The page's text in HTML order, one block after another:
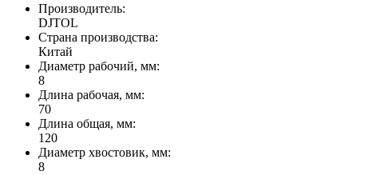
Производитель:
DJTOL
Страна производства:
Китай
Диаметр рабочий, мм:
8
Длина рабочая, мм:
70
Длина общая, мм:
120
Диаметр хвостовик, мм:
8